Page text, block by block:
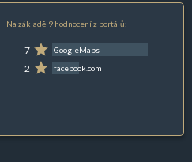
Na základě 9 hodnocení z portálů:
7 GoogleMaps
2 facebook.com